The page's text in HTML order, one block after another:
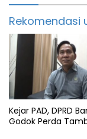
Rekomendasi
Kejar PAD, DPRD
Godok Perda